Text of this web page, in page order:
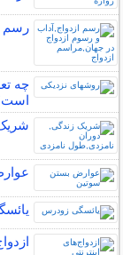
رسم
چه